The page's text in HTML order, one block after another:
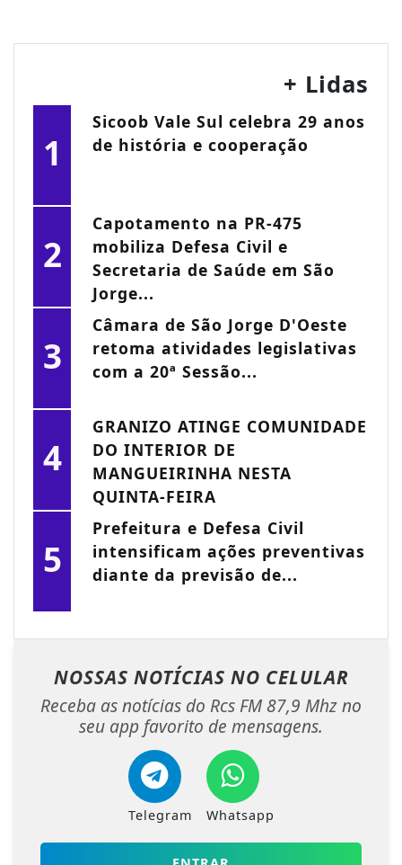
+ Lidas
1
Sicoob Vale Sul celebra 29 anos
de história e cooperação
2
Capotamento na PR-475
mobiliza Defesa Civil e
Secretaria de Saúde em São
Jorge...
3
Câmara de São Jorge D'Oeste
retoma atividades legislativas
com a 20ª Sessão...
4
GRANIZO ATINGE COMUNIDADE
DO INTERIOR DE
MANGUEIRINHA NESTA
QUINTA-FEIRA
5
Prefeitura e Defesa Civil
intensificam ações preventivas
diante da previsão de...
NOSSAS NOTÍCIAS NO CELULAR
Receba as notícias do Rcs FM 87,9 Mhz no
seu app favorito de mensagens.
Telegram Whatsapp